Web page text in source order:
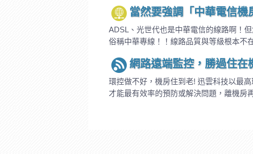
當然要強調「中華電信機
ADSL、光世代也是中華電信的線路啊！
俗稱中華專線！！線路品質與等級根本不
網路遠端監控，勝過住在
環控做不好，機房住到老! 迅雲科技以最
才能最有效率的預防或解決問題，離機房